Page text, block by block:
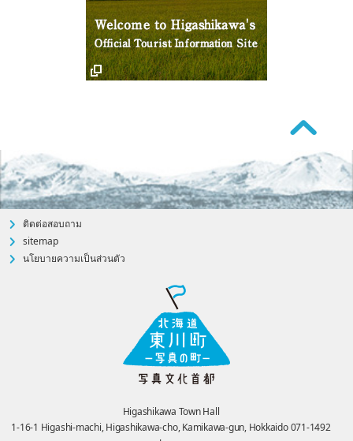
ติดต่อสอบถาม
sitemap
นโยบายความเป็นส่วนตัว
Higashikawa Town Hall
1-16-1 Higashi-machi, Higashikawa-cho, Kamikawa-gun, Hokkaido 071-1492